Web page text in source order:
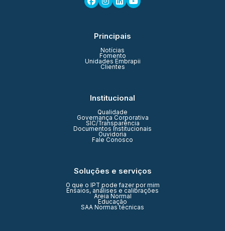
Principais
Notícias
Fomento
Unidades Embrapii
Clientes
Institucional
Qualidade
Governança Corporativa
SIC/Transparência
Documentos Institucionais
Ouvidoria
Fale Conosco
Soluções e serviços
O que o IPT pode fazer por mim
Ensaios, análises e calibrações
Areia Normal
Educação
SAA Normas técnicas